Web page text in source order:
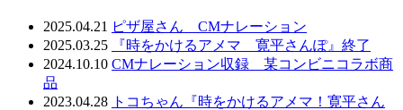
2025.04.21 ピザ屋さん CMナレーション
2025.03.25
『時をかけるアメマ 寛平さんぽ』終了
2024.10.10 CMナレーション収録 某コンビニコラボ商
品
2023.04.28 トコちゃん『時をかけるアメマ！寛平さん